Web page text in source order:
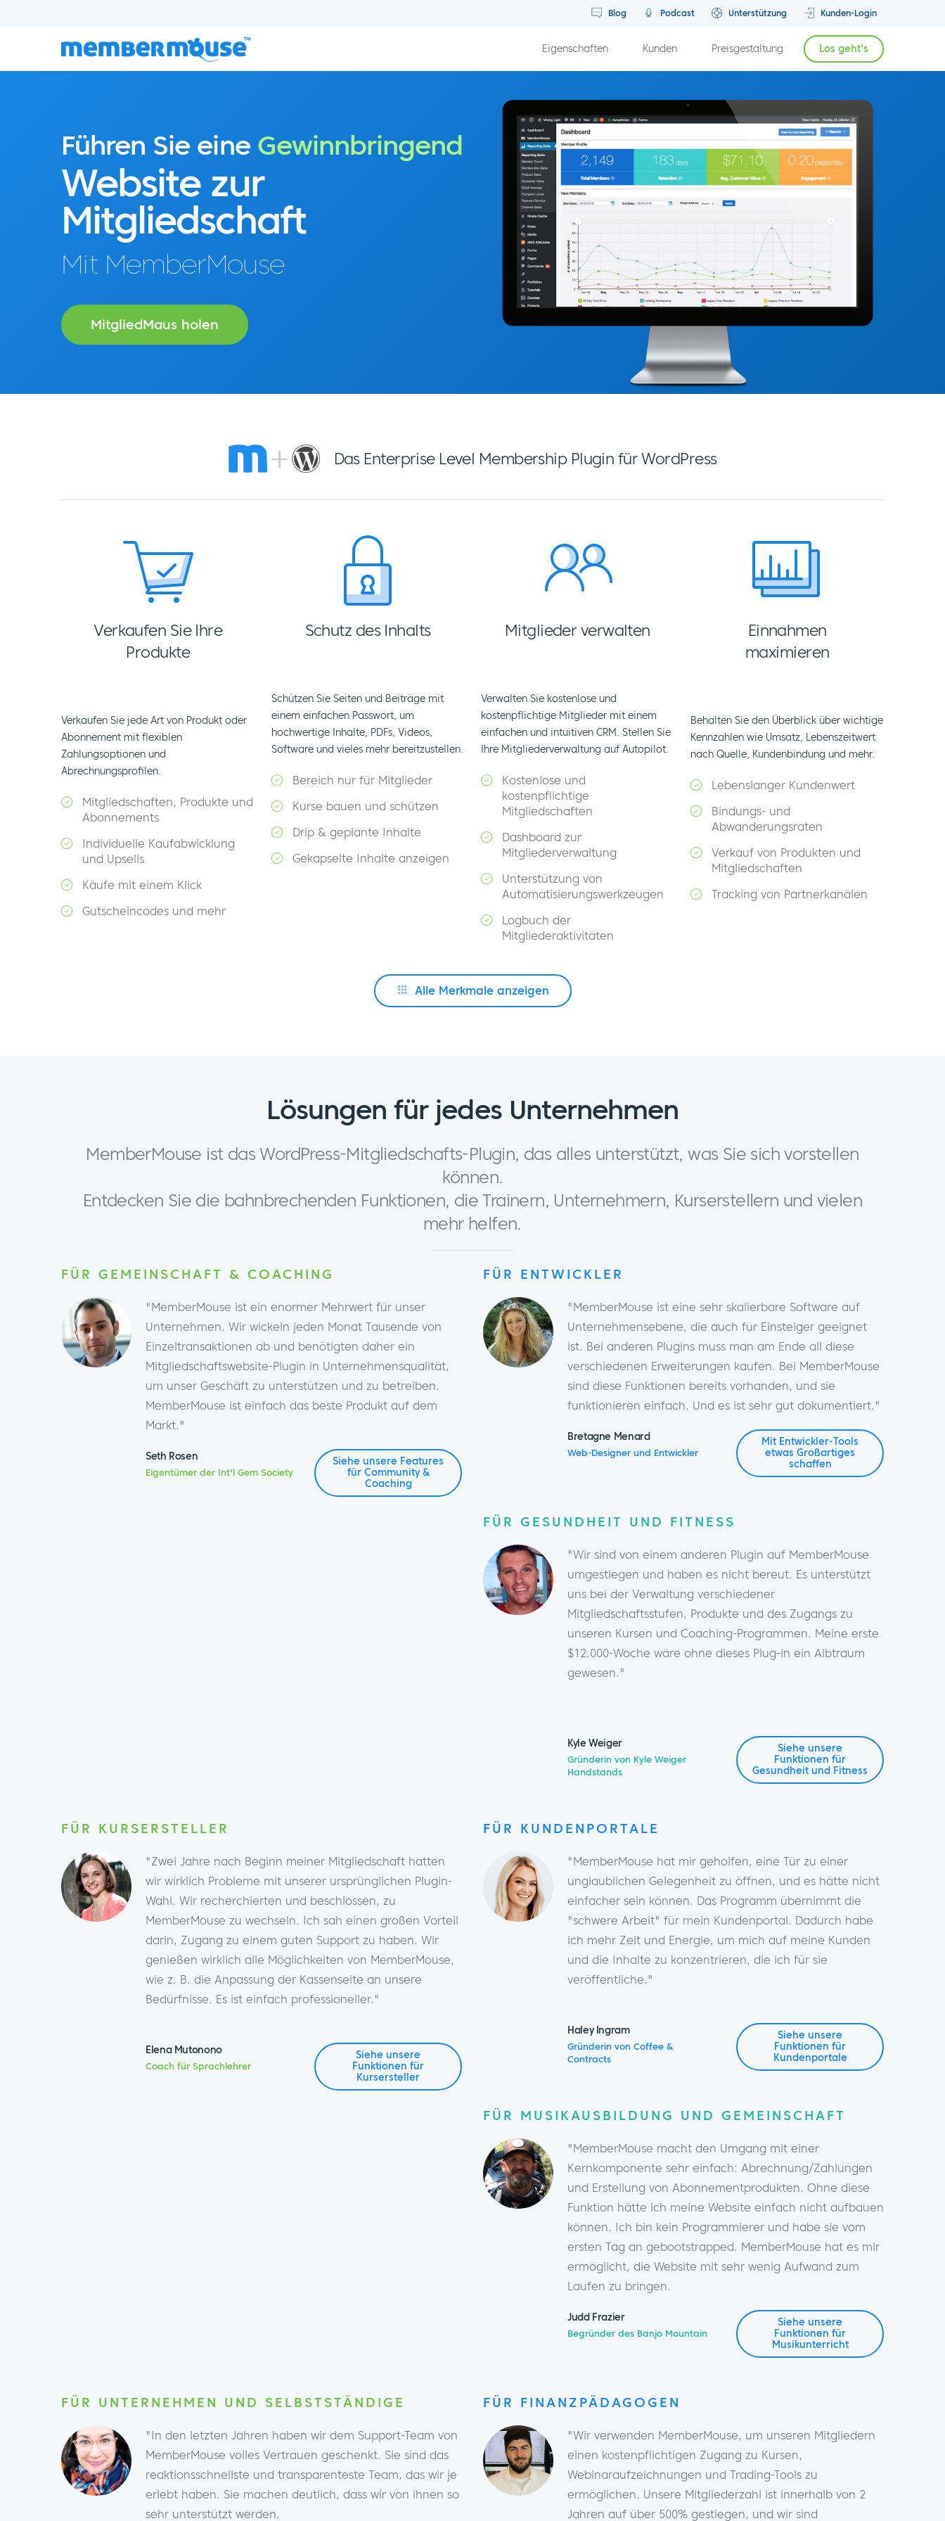
Blog Podcast Unterstützung Kunden-Login
Eigenschaften Kunden Preisgestaltung Los geht's
Führen Sie eine Gewinnbringend
Website zur
Mitgliedschaft
Mit MemberMouse
MitgliedMaus holen
Das Enterprise Level Membership Plugin für WordPress
Verkaufen Sie Ihre
Produkte
Verkaufen Sie jede Art von Produkt oder
Abonnement mit flexiblen
Zahlungsoptionen und
Abrechnungsprofilen.
Mitgliedschaften, Produkte und
Abonnements
Individuelle Kaufabwicklung
und Upsells
Käufe mit einem Klick
Gutscheincodes und mehr
Schutz des Inhalts
Schützen Sie Seiten und Beiträge mit
einem einfachen Passwort, um
hochwertige Inhalte, PDFs, Videos,
Software und vieles mehr bereitzustellen.
Bereich nur für Mitglieder
Kurse bauen und schützen
Drip & geplante Inhalte
Gekapselte Inhalte anzeigen
Mitglieder verwalten
Verwalten Sie kostenlose und
kostenpflichtige Mitglieder mit einem
einfachen und intuitiven CRM. Stellen Sie
Ihre Mitgliederverwaltung auf Autopilot.
Kostenlose und
kostenpflichtige
Mitgliedschaften
Dashboard zur
Mitgliederverwaltung
Unterstützung von
Automatisierungswerkzeugen
Logbuch der
Mitgliederaktivitäten
Einnahmen
maximieren
Behalten Sie den Überblick über wichtige
Kennzahlen wie Umsatz, Lebenszeitwert
nach Quelle, Kundenbindung und mehr.
Lebenslanger Kundenwert
Bindungs- und
Abwanderungsraten
Verkauf von Produkten und
Mitgliedschaften
Tracking von Partnerkanälen
Alle Merkmale anzeigen
Lösungen für jedes Unternehmen
MemberMouse ist das WordPress-Mitgliedschafts-Plugin, das alles unterstützt, was Sie sich vorstellen
können.
Entdecken Sie die bahnbrechenden Funktionen, die Trainern, Unternehmern, Kurserstellern und vielen
mehr helfen.
FÜR GEMEINSCHAFT & COACHING
"MemberMouse ist ein enormer Mehrwert für unser
Unternehmen. Wir wickeln jeden Monat Tausende von
Einzeltransaktionen ab und benötigten daher ein
Mitgliedschaftswebsite-Plugin in Unternehmensqualität,
um unser Geschäft zu unterstützen und zu betreiben.
MemberMouse ist einfach das beste Produkt auf dem
Markt."
Seth Rosen
Eigentümer der Int'l Gem Society
Siehe unsere Features
für Community &
Coaching
FÜR ENTWICKLER
"MemberMouse ist eine sehr skalierbare Software auf
Unternehmensebene, die auch für Einsteiger geeignet
ist. Bei anderen Plugins muss man am Ende all diese
verschiedenen Erweiterungen kaufen. Bei MemberMouse
sind diese Funktionen bereits vorhanden, und sie
funktionieren einfach. Und es ist sehr gut dokumentiert."
Bretagne Menard
Web-Designer und Entwickler
Mit Entwickler-Tools
etwas Großartiges
schaffen
FÜR GESUNDHEIT UND FITNESS
"Wir sind von einem anderen Plugin auf MemberMouse
umgestiegen und haben es nicht bereut. Es unterstützt
uns bei der Verwaltung verschiedener
Mitgliedschaftsstufen, Produkte und des Zugangs zu
unseren Kursen und Coaching-Programmen. Meine erste
$12.000-Woche wäre ohne dieses Plug-in ein Albtraum
gewesen."
Kyle Weiger
Gründerin von Kyle Weiger
Handstands
Siehe unsere
Funktionen für
Gesundheit und Fitness
FÜR KURSERSTELLER
"Zwei Jahre nach Beginn meiner Mitgliedschaft hatten
wir wirklich Probleme mit unserer ursprünglichen Plugin-
Wahl. Wir recherchierten und beschlossen, zu
MemberMouse zu wechseln. Ich sah einen großen Vorteil
darin, Zugang zu einem guten Support zu haben. Wir
genießen wirklich alle Möglichkeiten von MemberMouse,
wie z. B. die Anpassung der Kassenseite an unsere
Bedürfnisse. Es ist einfach professioneller."
Elena Mutonono
Coach für Sprachlehrer
Siehe unsere
Funktionen für
Kursersteller
FÜR KUNDENPORTALE
"MemberMouse hat mir geholfen, eine Tür zu einer
unglaublichen Gelegenheit zu öffnen, und es hätte nicht
einfacher sein können. Das Programm übernimmt die
"schwere Arbeit" für mein Kundenportal. Dadurch habe
ich mehr Zeit und Energie, um mich auf meine Kunden
und die Inhalte zu konzentrieren, die ich für sie
veröffentliche."
Haley Ingram
Gründerin von Coffee &
Contracts
Siehe unsere
Funktionen für
Kundenportale
FÜR MUSIKAUSBILDUNG UND GEMEINSCHAFT
"MemberMouse macht den Umgang mit einer
Kernkomponente sehr einfach: Abrechnung/Zahlungen
und Erstellung von Abonnementprodukten. Ohne diese
Funktion hätte ich meine Website einfach nicht aufbauen
können. Ich bin kein Programmierer und habe sie vom
ersten Tag an gebootstrapped. MemberMouse hat es mir
ermöglicht, die Website mit sehr wenig Aufwand zum
Laufen zu bringen.
Judd Frazier
Begründer des Banjo Mountain
Siehe unsere
Funktionen für
Musikunterricht
FÜR UNTERNEHMEN UND SELBSTSTÄNDIGE
"In den letzten Jahren haben wir dem Support-Team von
MemberMouse volles Vertrauen geschenkt. Sie sind das
reaktionsschnellste und transparenteste Team, das wir je
erlebt haben. Sie machen deutlich, dass wir von ihnen so
sehr unterstützt werden.
FÜR FINANZPÄDAGOGEN
"Wir verwenden MemberMouse, um unseren Mitgliedern
einen kostenpflichtigen Zugang zu Kursen,
Webinaraufzeichnungen und Trading-Tools zu
ermöglichen. Unsere Mitgliederzahl ist innerhalb von 2
Jahren auf über 500% gestiegen, und wir sind